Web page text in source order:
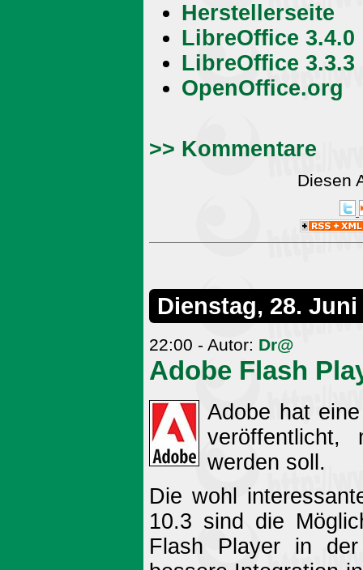
Herstellerseite
LibreOffice 3.4.0
LibreOffice 3.3.3
OpenOffice.org
>> Kommentare
Diesen
Dienstag, 28. Juni
22:00 - Autor: Dr@
Adobe Flash
Adobe hat
veröffentlicht,
werden soll.
Die wohl
10.3 sind die
Flash Player in der